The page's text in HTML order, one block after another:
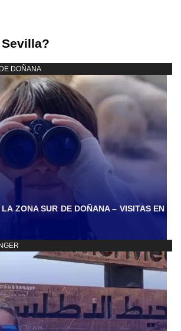
DOÑANA
ZONA SUR DE DOÑANA – VISITAS EN